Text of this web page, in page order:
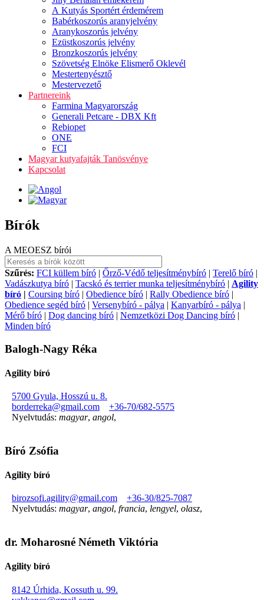
A Kutyás Sportért érdemérem
Babérkoszorús aranyjelvény
Aranykoszorús jelvény
Ezüstkoszorús jelvény
Bronzkoszorús jelvény
Szövetség Elnöke Elismerő Oklevél
Mestertenyésztő
Mestervezető
Partnereink
Farmina Magyarország
Generali Petcare - DBX Kft
Rebiopet
ONE
FCI
Magyar kutyafajták Tanösvénye
Kapcsolat
Bírók
A MEOESZ bírói
Szűrés: FCI küllem bíró | Őrző-Védő teljesítménybíró | Terelő bíró |
Vadászkutya bíró | Tacskó és terrier munka teljesítménybíró | Agility
bíró | Coursing bíró | Obedience bíró | Rally Obedience bíró |
Obedience segéd bíró | Versenybíró - pálya | Kanyarbíró - pálya |
Mérő bíró | Dog dancing bíró | Nemzetközi Dog Dancing bíró |
Minden bíró
Balogh-Nagy Réka
Agility bíró
5700 Gyula, Hosszú u. 8.
borderreka@gmail.com
+36-70/682-5575
Nyelvtudás: magyar, angol,
Bíró Zsófia
Agility bíró
birozsofi.agility@gmail.com
+36-30/825-7087
Nyelvtudás: magyar, angol, francia, lengyel, olasz,
dr. Moharosné Németh Viktória
Agility bíró
8142 Úrhida, Kossuth u. 99.